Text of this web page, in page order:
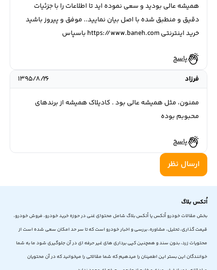
همیشه عالی بودید و سعی نموده اید تا اطلاعات را با جزئیات
دقیق و منطبق شده با اصل بیان نمایید.. موفق و پیروز باشید
خرید اینترنتی https://www.baneh.com باسپاس
پاسخ
فرزاد
۱۳۹۵/۸/۲۶
ممنون، مثل همیشه عالی بود . کادیلاک همیشه از برندهای
محبوبم بوده
پاسخ
ارسال نظر
اُتکس بلاگ
بخش مقالات خودرو اُتکس یا اُتکس بلاگ شامل محتوای غنی در حوزه خرید خودرو، فروش خودرو،
قیمت گذاری، تحلیل، مشاوره، بررسی و اخبار خودرو است که تا سر حد امکان سعی شده است از
محتویات زرد، بدون سند و همچنین کپی برداری های غیر حرفه ای در آن جلوگیری شود ما به شما
خوانندگان این بستر این اطمینان را میدهیم که شما مقالاتی را میخوانید که در آن محتویان